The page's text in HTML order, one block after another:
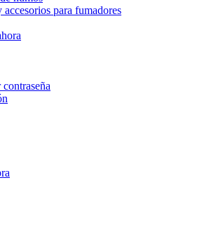
accesorios para fumadores